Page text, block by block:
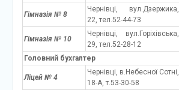
Гімназія № 8
Чернівці, вул.Дзержика,
22, тел.52-44-73
Гімназія № 10
Чернівці, вул.Горіхівська,
29, тел.52-28-12
Головний бухгалтер
Ліцей № 4
Чернівці, в.Небесної Сотні,
18-А, т.53-30-58